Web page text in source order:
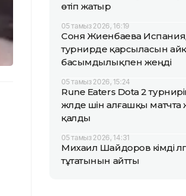
өтіп жатыр
05 тамыз 2026, 16:19
Соня Жиенбаева
турнирде қарсыласын
басымдылықпен жеңді
05 тамыз 2026, 15:24
Rune Eaters Dota 2
жүлде үшін алғашқы матчта
қалды
05 тамыз 2026, 14:31
Михаил Шайдоров кімді
тұтатынын айтты